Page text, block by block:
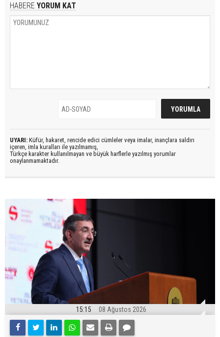
HABERE YORUM KAT
UYARI: Küfür, hakaret, rencide edici cümleler veya imalar, inançlara saldırı
içeren, imla kuralları ile yazılmamış,
Türkçe karakter kullanılmayan ve büyük harflerle yazılmış yorumlar
onaylanmamaktadır.
15:15 08 Ağustos 2026